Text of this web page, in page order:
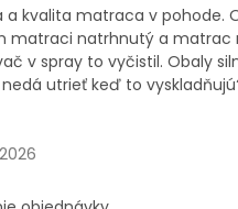
a kvalita matraca v pohode.
matraci natrhnutý a matrac
v spray to vyčistil. Obaly
utrieť keď to
obchodu je 5 z 5